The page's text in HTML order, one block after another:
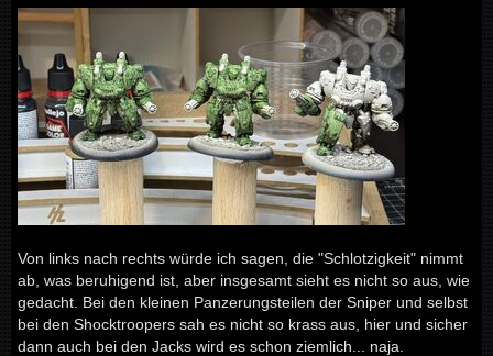
Von links nach rechts würde ich sagen, die "Schlotzigkeit" nimmt
ab, was beruhigend ist, aber insgesamt sieht es nicht so aus, wie
gedacht. Bei den kleinen Panzerungsteilen der Sniper und selbst
bei den Shocktroopers sah es nicht so krass aus, hier und sicher
dann auch bei den Jacks wird es schon ziemlich... naja.